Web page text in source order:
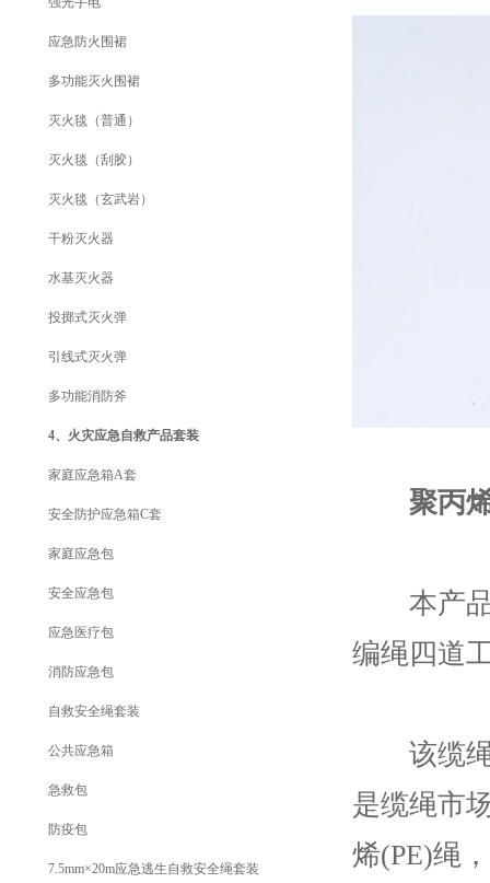
应急防火围裙
多功能灭火围裙
灭火毯（普通）
灭火毯（刮胶）
灭火毯（玄武岩）
干粉灭火器
水基灭火器
投掷式灭火弹
引线式灭火弹
多功能消防斧
4、火灾应急自救产品套装
家庭应急箱A套
安全防护应急箱C套
家庭应急包
安全应急包
应急医疗包
消防应急包
自救安全绳套装
公共应急箱
急救包
防疫包
7.5mm×20m应急逃生自救安全绳套装
聚丙
本产品
编绳四道
该缆绳
是缆绳市
烯(PE)绳